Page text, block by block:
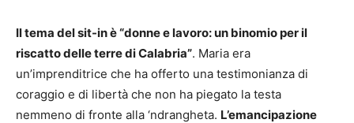
Il tema del sit-in è “donne e lavoro: un binomio per il
riscatto delle terre di Calabria”. Maria era
un’imprenditrice che ha offerto una testimonianza di
coraggio e di libertà che non ha piegato la testa
nemmeno di fronte alla ‘ndrangheta. L’emancipazione